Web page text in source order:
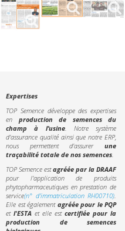
Expertises
TOP Semence développe des expertises
en production de semences du
champ à l’usine. Notre système
d'assurance qualité ainsi que notre ERP,
nous permettent d'assurerune
traçabilité totale de nos semences.
TOP Semence estagréée par la DRAAF
pour l'application de produits
phytopharmaceutiques en prestation de
service(n° d'immatriculation RH00710).
Elle est également agréée pour le PQP
etl'ESTA et elle estcertifiée pour la
production de semences